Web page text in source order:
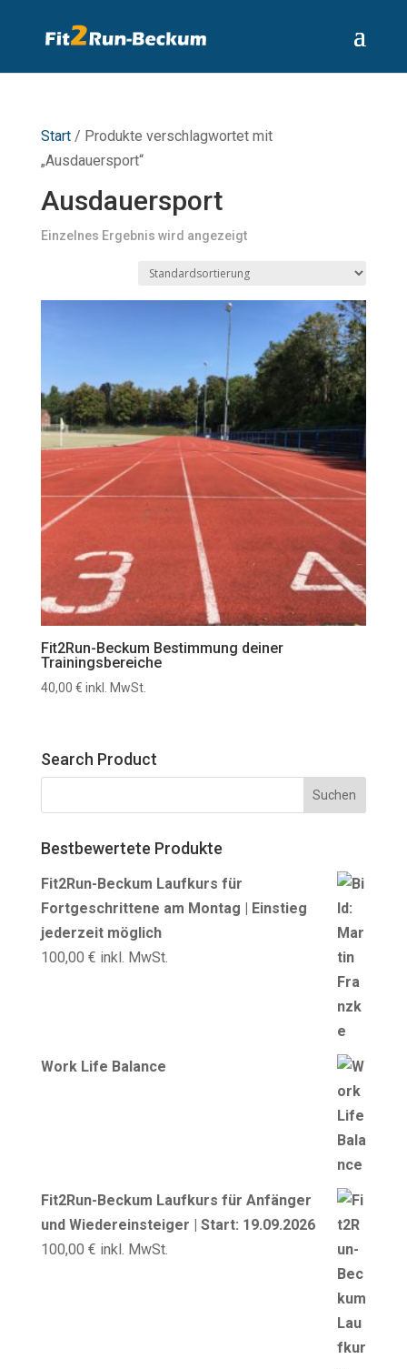
Start/ Produkte verschlagwortet mit
„Ausdauersport“
Ausdauersport
Einzelnes Ergebnis wird angezeigt
Fit2Run-Beckum Bestimmung deiner
Trainingsbereiche
40,00 € inkl. MwSt.
Search Product
Bestbewertete Produkte
Fit2Run-Beckum Laufkurs für
Fortgeschrittene am Montag | Einstieg
jederzeit möglich
100,00 € inkl. MwSt.
Work Life Balance
Fit2Run-Beckum Laufkurs für Anfänger
und Wiedereinsteiger | Start: 19.09.2026
100,00 € inkl. MwSt.